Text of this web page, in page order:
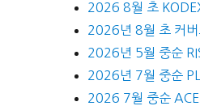
2026 8월 초
2026년 8월 초 커버
2026년 5월 중순
2026년 7월 중순
2026 7월 중순 ACE